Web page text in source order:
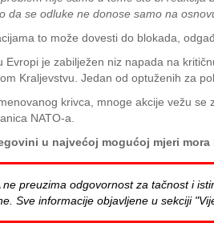
da se odluke ne donose samo na
to može dovesti do blokada,
Evropi je zabilježen niz napada na
Kraljevstvu. Jedan od optuženih za
krivca, mnoge akcije vežu
NATO-a.
u najvećoj mogućoj mjeri
preuzima odgovornost za tačnost i
Sve informacije objavljene u sekciji